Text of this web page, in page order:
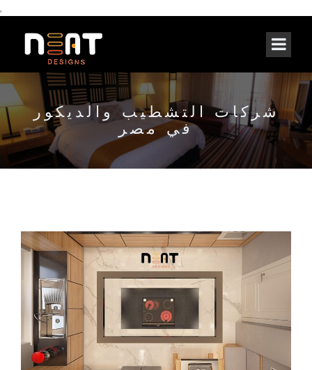
,
شركات التشطيب والديكور
في مصر